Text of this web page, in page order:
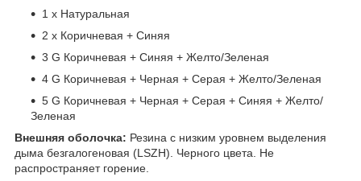
1 x Натуральная
2 x Коричневая + Синяя
3 G Коричневая + Синяя + Желто/Зеленая
4 G Коричневая + Черная + Серая + Желто/Зеленая
5 G Коричневая + Черная + Серая + Синяя + Желто/
Зеленая
Внешняя оболочка: Резина с низким уровнем выделения
дыма безгалогеновая (LSZH). Черного цвета. Не
распространяет горение.